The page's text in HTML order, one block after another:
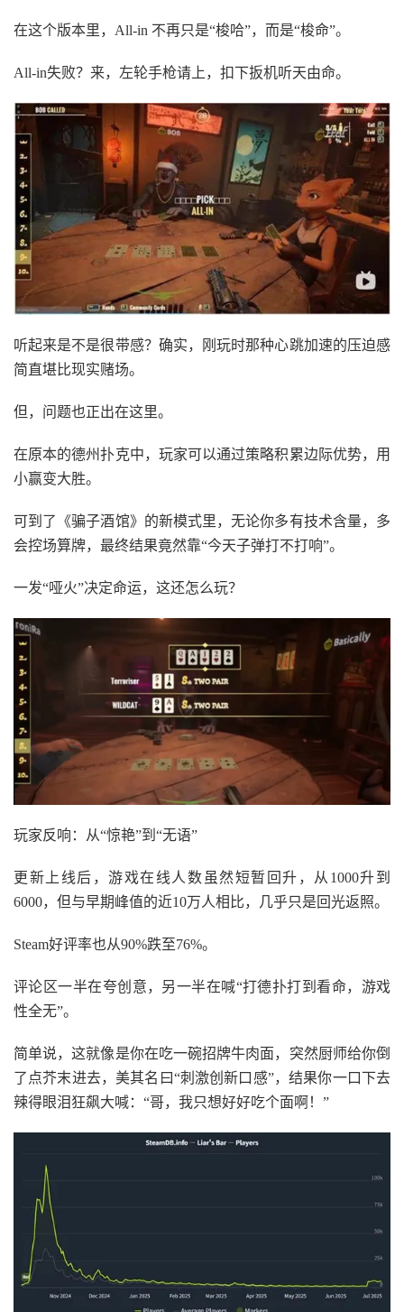
在这个版本里，All-in 不再只是“梭哈”，而是“梭命”。
All-in失败？来，左轮手枪请上，扣下扳机听天由命。
听起来是不是很带感？确实，刚玩时那种心跳加速的压迫感
简直堪比现实赌场。
但，问题也正出在这里。
在原本的德州扑克中，玩家可以通过策略积累边际优势，用
小赢变大胜。
可到了《骗子酒馆》的新模式里，无论你多有技术含量，多
会控场算牌，最终结果竟然靠“今天子弹打不打响”。
一发“哑火”决定命运，这还怎么玩？
玩家反响：从“惊艳”到“无语”
更新上线后，游戏在线人数虽然短暂回升，从1000升到
6000，但与早期峰值的近10万人相比，几乎只是回光返照。
Steam好评率也从90%跌至76%。
评论区一半在夸创意，另一半在喊“打德扑打到看命，游戏
性全无”。
简单说，这就像是你在吃一碗招牌牛肉面，突然厨师给你倒
了点芥末进去，美其名曰“刺激创新口感”，结果你一口下去
辣得眼泪狂飙大喊：“哥，我只想好好吃个面啊！”